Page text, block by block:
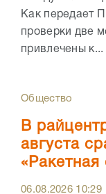
Как передает
проверки две
привлечены к...
Общество
В
августа
«Ракетная
06.08.2026 10:29